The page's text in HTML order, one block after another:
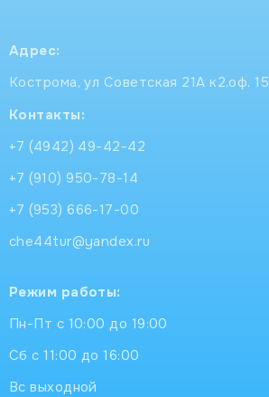
Адрес:
Кострома, ул Советская 21А к2,оф. 15
Контакты:
+7 (4942) 49-42-42
+7 (910) 950-78-14
+7 (953) 666-17-00
che44tur@yandex.ru
Режим работы:
Пн-Пт с 10:00 до 19:00
Сб с 11:00 до 16:00
Вс выходной